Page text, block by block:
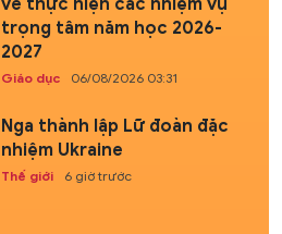
về thực hiện các nhiệm vụ
trọng tâm năm học 2026-
2027
Giáo dục 06/08/2026 03:31
Nga thành lập Lữ đoàn đặc
nhiệm Ukraine
Thế giới 6 giờ trước